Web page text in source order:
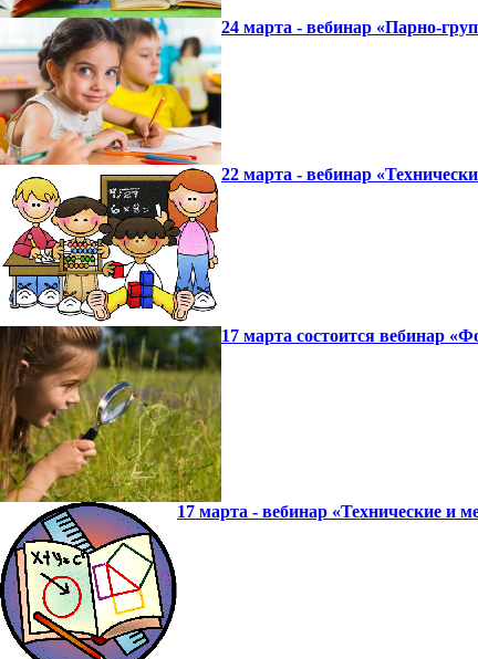
24 марта - вебинар «Парно-
22 марта - вебинар
17 марта состоится вебинар
17 марта - вебинар «Технические и